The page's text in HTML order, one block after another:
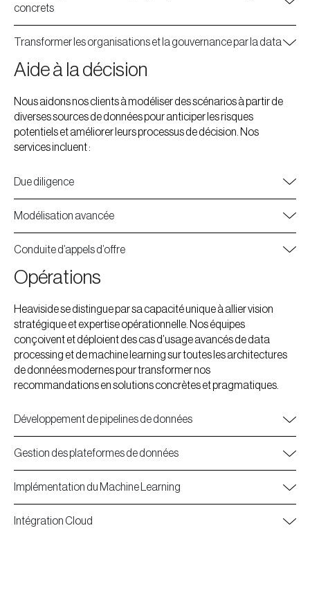
concrets
Transformer les organisations et la gouvernance par la data
Aide à la décision
Nous aidons nos clients à modéliser des scénarios à partir de
diverses sources de données pour anticiper les risques
potentiels et améliorer leurs processus de décision. Nos
services incluent :
Due diligence
Modélisation avancée
Conduite d’appels d’offre
Opérations
Heaviside se distingue par sa capacité unique à allier vision
stratégique et expertise opérationnelle. Nos équipes
conçoivent et déploient des cas d’usage avancés de data
processing et de machine learning sur toutes les architectures
de données modernes pour transformer nos
recommandations en solutions concrètes et pragmatiques.
Développement de pipelines de données
Gestion des plateformes de données
Implémentation du Machine Learning
Intégration Cloud